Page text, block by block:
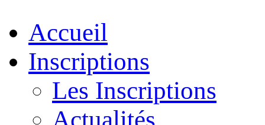
Accueil
Inscriptions
Les Inscriptions
Actualités